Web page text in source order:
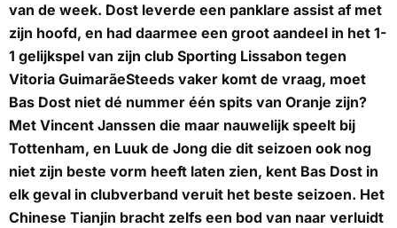
van de week. Dost leverde een panklare assist af met
zijn hoofd, en had daarmee een groot aandeel in het 1-
1 gelijkspel van zijn club Sporting Lissabon tegen
Vitoria GuimarãeSteeds vaker komt de vraag, moet
Bas Dost niet dé nummer één spits van Oranje zijn?
Met Vincent Janssen die maar nauwelijk speelt bij
Tottenham, en Luuk de Jong die dit seizoen ook nog
niet zijn beste vorm heeft laten zien, kent Bas Dost in
elk geval in clubverband veruit het beste seizoen. Het
Chinese Tianjin bracht zelfs een bod van naar verluidt